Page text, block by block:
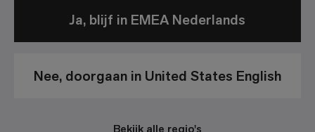
Ja, blijf in EMEA Nederlands
Nee, doorgaan in United States English
Bekijk alle regio's